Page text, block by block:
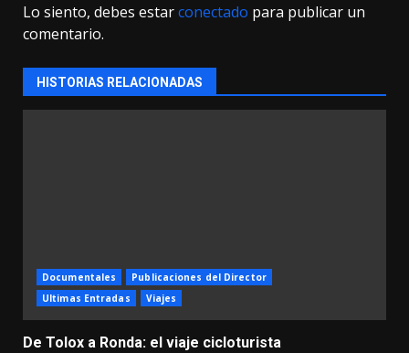
Lo siento, debes estarconectado para publicar un
comentario.
HISTORIAS RELACIONADAS
Documentales
Publicaciones del Director
Ultimas Entradas
Viajes
De Tolox a Ronda: el viaje cicloturista